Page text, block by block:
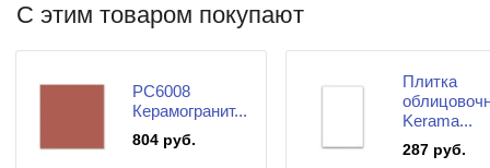
С этим товаром покупают
PC6008
Керамогранит...
804 руб.
Плитка
Kerama...
287 руб.